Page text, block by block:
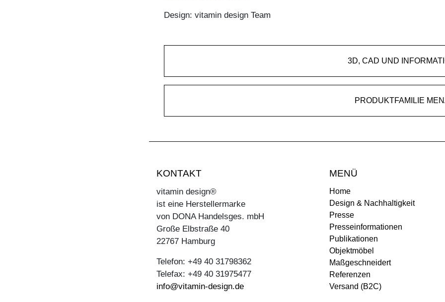
Design: vitamin design Team
3D, CAD UND
PRODUKTFAMILIE
KONTAKT
vitamin design®
ist eine Herstellermarke
von DONA Handelsges. mbH
Große Elbstraße 40
22767 Hamburg
Telefon: +49 40 31798362
Telefax: +49 40 31975477
info@vitamin-design.de
MENÜ
Home
Design & Nachhaltigkeit
Presse
Presseinformationen
Publikationen
Objektmöbel
Maßgeschneidert
Referenzen
Versand (B2C)